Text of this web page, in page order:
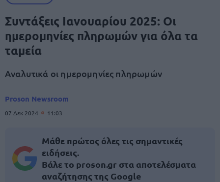
Συντάξεις Ιανουαρίου 2025: Οι
ημερομηνίες πληρωμών για όλα τα
ταμεία
Αναλυτικά οι ημερομηνίες πληρωμών
Proson Newsroom
07 Δεκ 2024 11:03
Μάθε πρώτος όλες τις σημαντικές
ειδήσεις.
Βάλε το proson.gr στα αποτελέσματα
αναζήτησης της Google